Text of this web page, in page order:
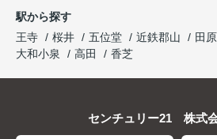
駅から探す
王寺
桜井 五位堂 近鉄郡山 田
大和小泉
高田 香芝
センチュリー21 株式